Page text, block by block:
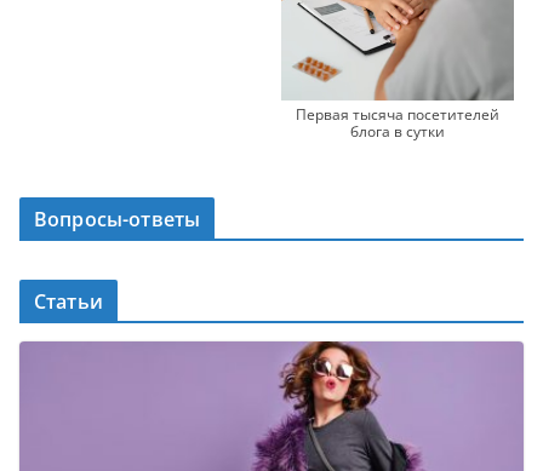
Первая тысяча посетителей
блога в сутки
Вопросы-ответы
Статьи